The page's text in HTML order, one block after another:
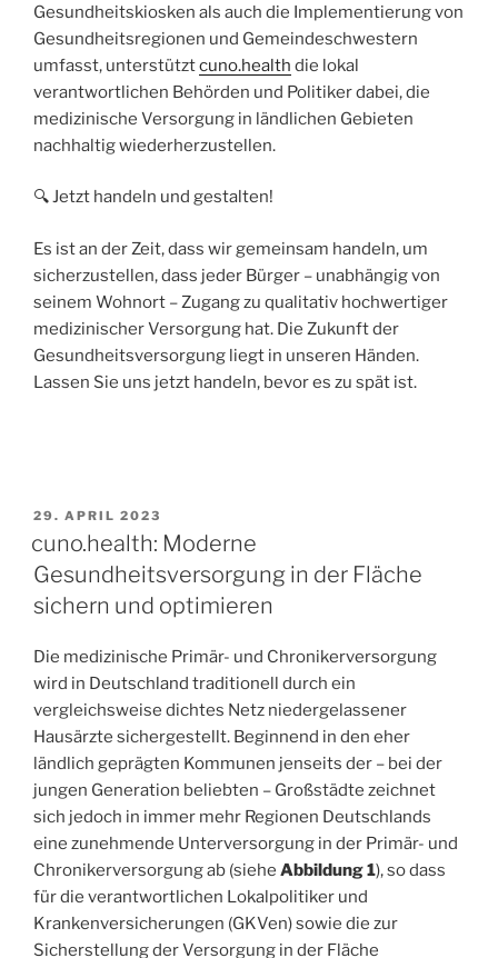
Gesundheitskiosken als auch die Implementierung von
Gesundheitsregionen und Gemeindeschwestern
umfasst, unterstütztcuno.health die lokal
verantwortlichen Behörden und Politiker dabei, die
medizinische Versorgung in ländlichen Gebieten
nachhaltig wiederherzustellen.
🔍 Jetzt handeln und gestalten!
Es ist an der Zeit, dass wir gemeinsam handeln, um
sicherzustellen, dass jeder Bürger – unabhängig von
seinem Wohnort – Zugang zu qualitativ hochwertiger
medizinischer Versorgung hat. Die Zukunft der
Gesundheitsversorgung liegt in unseren Händen.
Lassen Sie uns jetzt handeln, bevor es zu spät ist.
29. APRIL 2023
cuno.health: Moderne
Gesundheitsversorgung in der Fläche
sichern und optimieren
Die medizinische Primär- und Chronikerversorgung
wird in Deutschland traditionell durch ein
vergleichsweise dichtes Netz niedergelassener
Hausärzte sichergestellt. Beginnend in den eher
ländlich geprägten Kommunen jenseits der – bei der
jungen Generation beliebten – Großstädte zeichnet
sich jedoch in immer mehr Regionen Deutschlands
eine zunehmende Unterversorgung in der Primär- und
Chronikerversorgung ab (siehe Abbildung 1), so dass
für die verantwortlichen Lokalpolitiker und
Krankenversicherungen (GKVen) sowie die zur
Sicherstellung der Versorgung in der Fläche